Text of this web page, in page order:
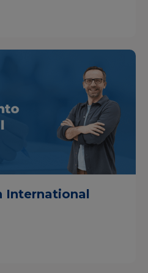
International